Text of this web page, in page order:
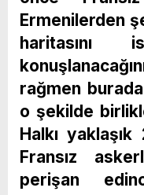
Ermenilerden
rağmen
o şekilde
Halkı
Fransız
perişan